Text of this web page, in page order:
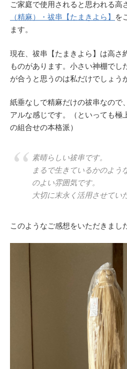
ご家庭で使用されると思われる高
（精麻）・祓串【たまきよら】
を
ます。
現在、祓串【たまきよら】は高さ
ものがあります。小さい神棚でし
が合うと思うのは私だけでしょう
紙垂なしで精麻だけの祓串なので
アルな感じです。（といっても極
の組合せの本格派）
素晴らしい祓串です。
まるで生きているかのよう
のよい雰囲気です。
大切に末永く活用させてい
このようなご感想をいただきまし